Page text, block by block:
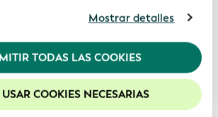
Política de
mantener activadas las cookies
experiencia en nuestro sitio web.
Mostrar detalles
TODAS LAS COOKIES
COOKIES NECESARIAS
am Main